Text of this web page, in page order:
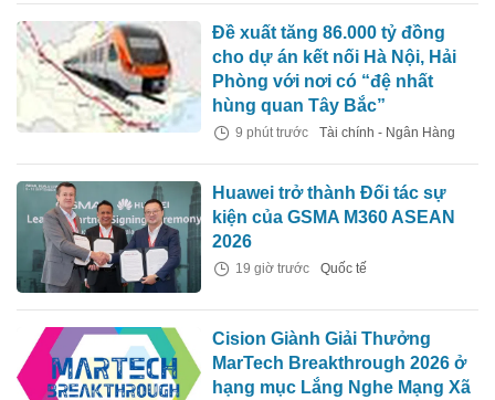
Đề xuất tăng 86.000 tỷ đồng
cho dự án kết nối Hà Nội, Hải
Phòng với nơi có “đệ nhất
hùng quan Tây Bắc”
9 phút trước Tài chính - Ngân Hàng
Huawei trở thành Đối tác sự
kiện của GSMA M360 ASEAN
2026
19 giờ trước Quốc tế
Cision Giành Giải Thưởng
MarTech Breakthrough 2026 ở
hạng mục Lắng Nghe Mạng Xã